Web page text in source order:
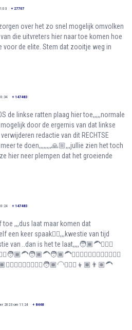
+ 27707
over het zo snel mogelijk omvolken
die uitvreters hier naar toe komen hoe
voor de elite. Stem dat zooitje weg in
+ 147483
de linkse ratten plaag hier toe,,,,,normale
door de ergernis van dat linkse
redactie van dit RECHTSE
meer te doen,,,,,,,,🙏🏼,,,jullie zien het toch
hier neer plempen dat het groeiende
+ 147483
,,,dus laat maar komen dat
een keer spaak😮‍💨,,,kwestie van tijd
van ..dan is het te laat,,,,🧑🏾‍🦱👳🏿‍♂️
2023 om 11:24 + 8448